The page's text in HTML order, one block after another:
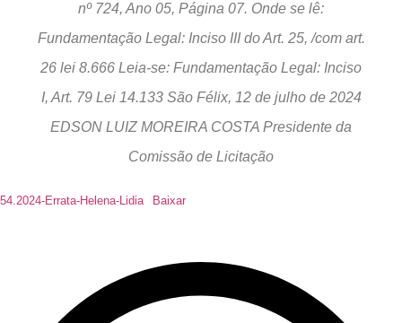
nº 724, Ano 05, Página 07. Onde se lê:
Fundamentação Legal: Inciso III do Art. 25, /com art.
26 lei 8.666 Leia-se: Fundamentação Legal: Inciso
I, Art. 79 Lei 14.133 São Félix, 12 de julho de 2024
EDSON LUIZ MOREIRA COSTA Presidente da
Comissão de Licitação
54.2024-Errata-Helena-Lidia Baixar